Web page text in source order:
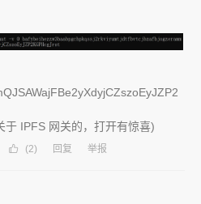
于 IPFS 网关的，打开有惊喜)
(2) 回复 举报